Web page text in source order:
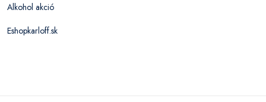
Alkohol akció
Eshopkarloff.sk